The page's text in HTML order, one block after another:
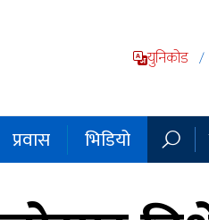
युनिकोड /
प्रवास भिडियो